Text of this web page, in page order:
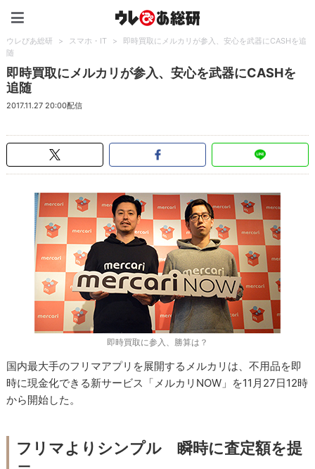
ウレぴあ総研 > スマホ・IT >
即時買取にメルカリが参入、安心を武器にCASHを追
随
即時買取にメルカリが参入、安心を武器にCASHを
追随
2017.11.27 20:00配信
即時買取に参入、勝算は？
国内最大手のフリマアプリを展開するメルカリは、不用品を即
時に現金化できる新サービス「メルカリNOW」を11月27日12時
から開始した。
フリマよりシンプル 瞬時に査定額を提